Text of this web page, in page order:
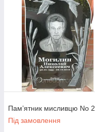
Пам’ятник мисливцю No 2
Під замовлення